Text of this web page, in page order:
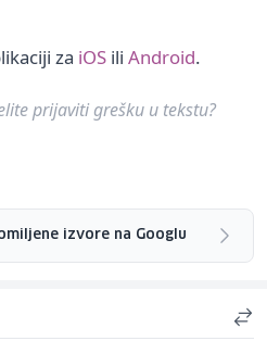
za iOS ili Android.
prijaviti grešku u tekstu?
izvore na Googlu